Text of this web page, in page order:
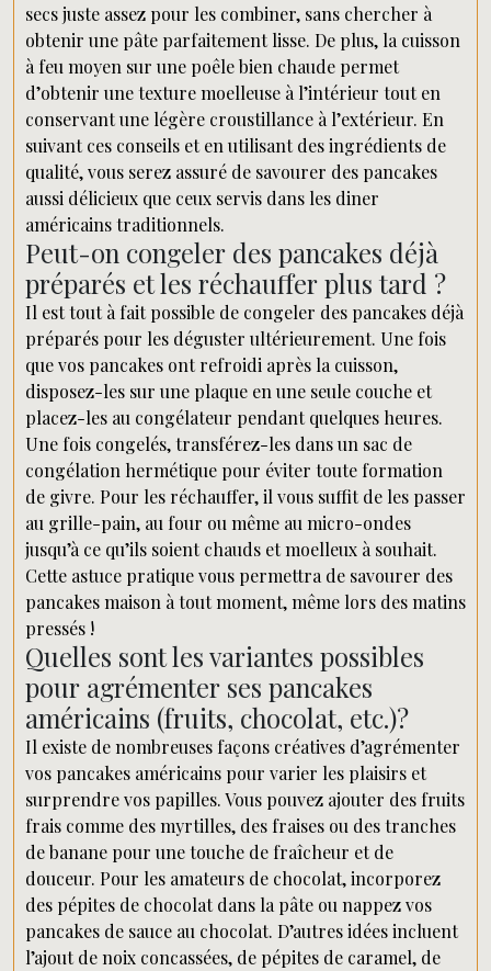
secs juste assez pour les combiner, sans chercher à
obtenir une pâte parfaitement lisse. De plus, la cuisson
à feu moyen sur une poêle bien chaude permet
d’obtenir une texture moelleuse à l’intérieur tout en
conservant une légère croustillance à l’extérieur. En
suivant ces conseils et en utilisant des ingrédients de
qualité, vous serez assuré de savourer des pancakes
aussi délicieux que ceux servis dans les diner
américains traditionnels.
Peut-on congeler des pancakes déjà
préparés et les réchauffer plus tard ?
Il est tout à fait possible de congeler des pancakes déjà
préparés pour les déguster ultérieurement. Une fois
que vos pancakes ont refroidi après la cuisson,
disposez-les sur une plaque en une seule couche et
placez-les au congélateur pendant quelques heures.
Une fois congelés, transférez-les dans un sac de
congélation hermétique pour éviter toute formation
de givre. Pour les réchauffer, il vous suffit de les passer
au grille-pain, au four ou même au micro-ondes
jusqu’à ce qu’ils soient chauds et moelleux à souhait.
Cette astuce pratique vous permettra de savourer des
pancakes maison à tout moment, même lors des matins
pressés !
Quelles sont les variantes possibles
pour agrémenter ses pancakes
américains (fruits, chocolat, etc.)?
Il existe de nombreuses façons créatives d’agrémenter
vos pancakes américains pour varier les plaisirs et
surprendre vos papilles. Vous pouvez ajouter des fruits
frais comme des myrtilles, des fraises ou des tranches
de banane pour une touche de fraîcheur et de
douceur. Pour les amateurs de chocolat, incorporez
des pépites de chocolat dans la pâte ou nappez vos
pancakes de sauce au chocolat. D’autres idées incluent
l’ajout de noix concassées, de pépites de caramel, de